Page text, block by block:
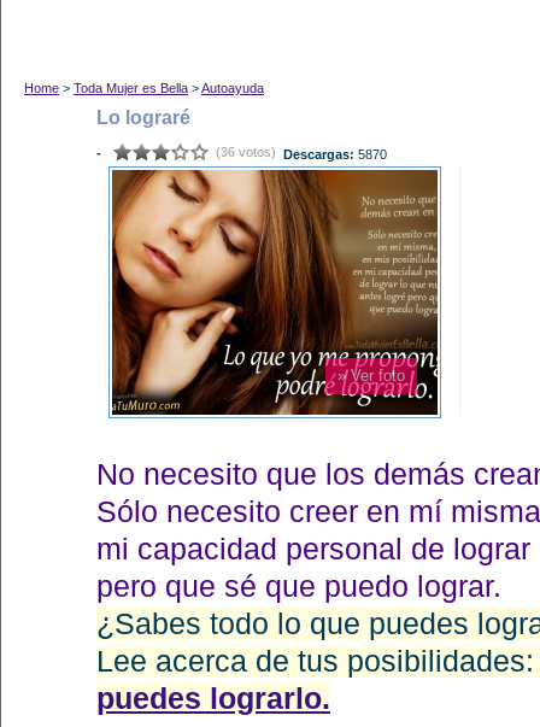
Home > Toda Mujer es Bella >Autoayuda
Lo lograré
- (36 votos) Descargas: 5870
» Ver foto
No necesito que los demás
Sólo necesito creer en mí
mi capacidad personal de
pero que sé que puedo lograr.
¿Sabes todo lo que puedes
Lee acerca de tus
puedes lograrlo.